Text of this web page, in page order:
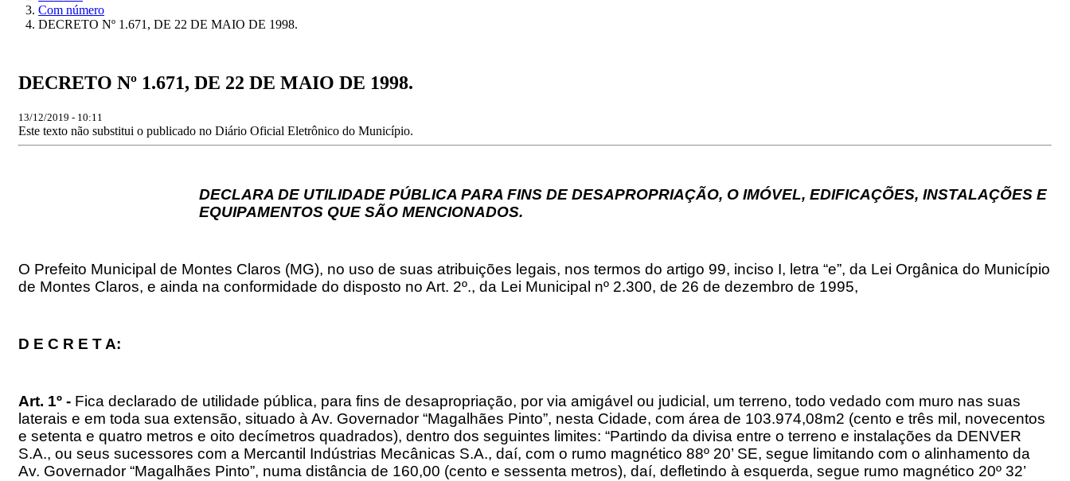
Com número
DECRETO Nº 1.671, DE 22 DE MAIO DE 1998.
DECRETO Nº 1.671, DE 22 DE MAIO DE 1998.
13/12/2019 - 10:11
Este texto não substitui o publicado no Diário Oficial Eletrônico do Município.
DECLARA DE UTILIDADE PÚBLICA PARA FINS DE DESAPROPRIAÇÃO, O IMÓVEL, EDIFICAÇÕES, INSTALAÇÕES E
EQUIPAMENTOS QUE SÃO MENCIONADOS.
O Prefeito Municipal de Montes Claros (MG), no uso de suas atribuições legais, nos termos do artigo 99, inciso I, letra “e”, da Lei Orgânica do Município
de Montes Claros, e ainda na conformidade do disposto no Art. 2º., da Lei Municipal nº 2.300, de 26 de dezembro de 1995,
D E C R E T A:
Art. 1º - Fica declarado de utilidade pública, para fins de desapropriação, por via amigável ou judicial, um terreno, todo vedado com muro nas suas
laterais e em toda sua extensão, situado à Av. Governador “Magalhães Pinto”, nesta Cidade, com área de 103.974,08m2 (cento e três mil, novecentos
e setenta e quatro metros e oito decímetros quadrados), dentro dos seguintes limites: “Partindo da divisa entre o terreno e instalações da DENVER
S.A., ou seus sucessores com a Mercantil Indústrias Mecânicas S.A., daí, com o rumo magnético 88º 20’ SE, segue limitando com o alinhamento da
Av. Governador “Magalhães Pinto”, numa distância de 160,00 (cento e sessenta metros), daí, defletindo à esquerda, segue rumo magnético 20º 32’